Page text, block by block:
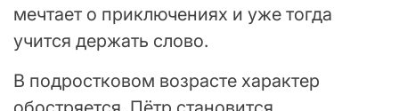
мечтает о приключениях и уже тогда
учится держать слово.
В подростковом возрасте характер